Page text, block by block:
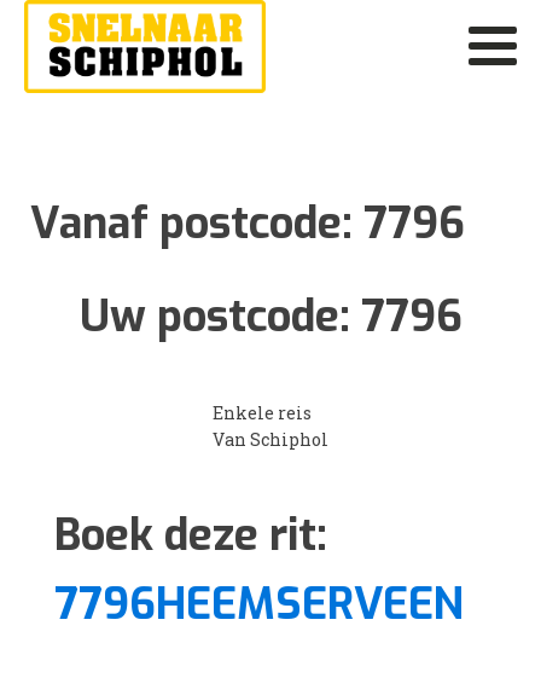
Vanaf postcode: 7796
Uw postcode: 7796
Enkele reis
Van Schiphol
Boek deze rit:
7796HEEMSERVEEN